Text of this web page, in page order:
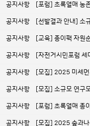
공지사항 [포럼] 초록열매 농
공지사항 [선발결과 안내] 소
공지사항 [교육] 종이팩 자원
공지사항 [자전거시민포럼
공지사항 [모집] 2025 미세
공지사항 [모집] 소규모 연구
공지사항 [포럼] 초록열매 종
공지사항 [모집] 2025 숲과